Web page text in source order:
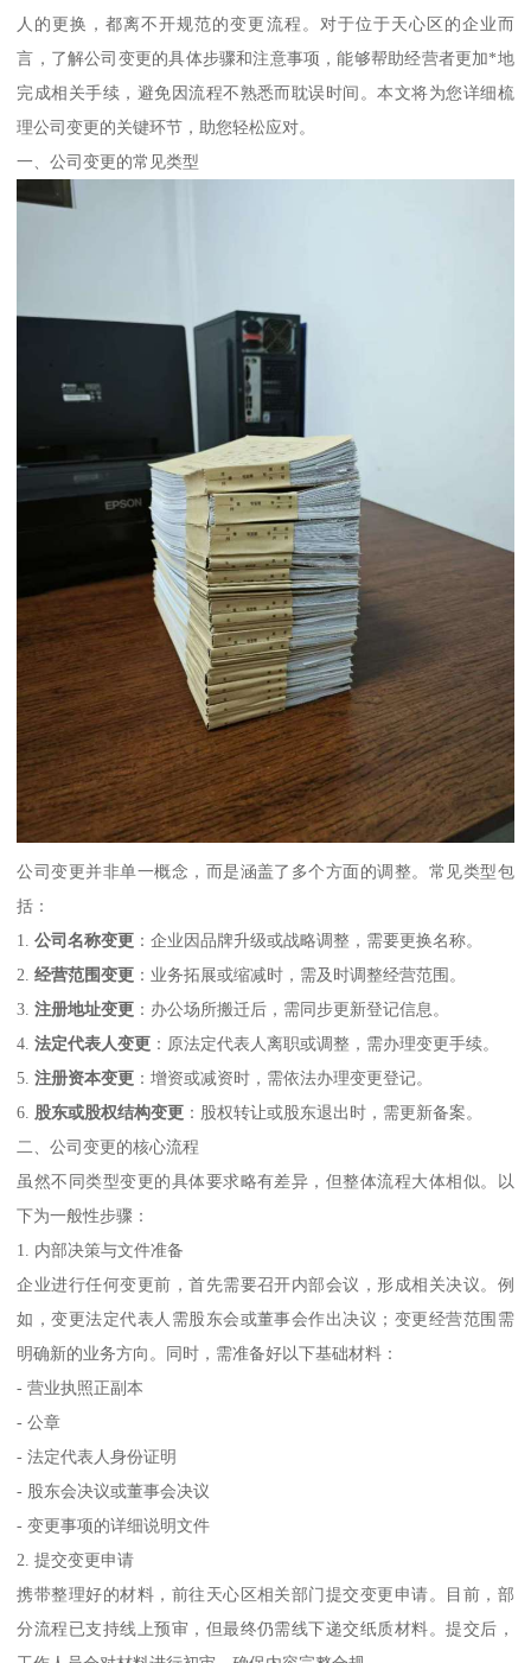
人的更换，都离不开规范的变更流程。对于位于天心区的企业而
言，了解公司变更的具体步骤和注意事项，能够帮助经营者更加*地
完成相关手续，避免因流程不熟悉而耽误时间。本文将为您详细梳
理公司变更的关键环节，助您轻松应对。
一、公司变更的常见类型
公司变更并非单一概念，而是涵盖了多个方面的调整。常见类型包
括：
1.公司名称变更 ：企业因品牌升级或战略调整，需要更换名称。
2.经营范围变更 ：业务拓展或缩减时，需及时调整经营范围。
3.注册地址变更 ：办公场所搬迁后，需同步更新登记信息。
4.法定代表人变更 ：原法定代表人离职或调整，需办理变更手续。
5.注册资本变更 ：增资或减资时，需依法办理变更登记。
6. 股东或股权结构变更 ：股权转让或股东退出时，需更新备案。
二、公司变更的核心流程
虽然不同类型变更的具体要求略有差异，但整体流程大体相似。以
下为一般性步骤：
1. 内部决策与文件准备
企业进行任何变更前，首先需要召开内部会议，形成相关决议。例
如，变更法定代表人需股东会或董事会作出决议；变更经营范围需
明确新的业务方向。同时，需准备好以下基础材料：
- 营业执照正副本
- 公章
- 法定代表人身份证明
- 股东会决议或董事会决议
- 变更事项的详细说明文件
2. 提交变更申请
携带整理好的材料，前往天心区相关部门提交变更申请。目前，部
分流程已支持线上预审，但最终仍需线下递交纸质材料。提交后，